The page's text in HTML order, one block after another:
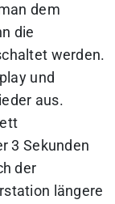
dem
die
werden.
und
aus.
3 Sekunden
der
längere